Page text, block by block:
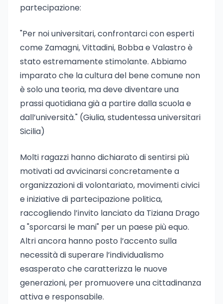
partecipazione:
"Per noi universitari, confrontarci con esperti
come Zamagni, Vittadini, Bobba e Valastro è
stato estremamente stimolante. Abbiamo
imparato che la cultura del bene comune non
è solo una teoria, ma deve diventare una
prassi quotidiana già a partire dalla scuola e
dall’università." (Giulia, studentessa universitari
Sicilia)
Molti ragazzi hanno dichiarato di sentirsi più
motivati ad avvicinarsi concretamente a
organizzazioni di volontariato, movimenti civici
e iniziative di partecipazione politica,
raccogliendo l’invito lanciato da Tiziana Drago
a "sporcarsi le mani" per un paese più equo.
Altri ancora hanno posto l’accento sulla
necessità di superare l’individualismo
esasperato che caratterizza le nuove
generazioni, per promuovere una cittadinanza
attiva e responsabile.